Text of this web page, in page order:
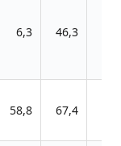
6,3 46,3
58,8 67,4